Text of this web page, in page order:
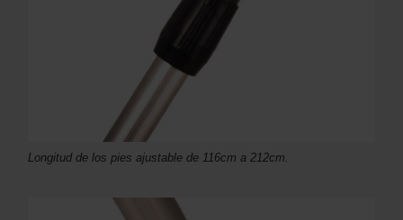
Longitud de los pies ajustable de 116cm a 212cm.